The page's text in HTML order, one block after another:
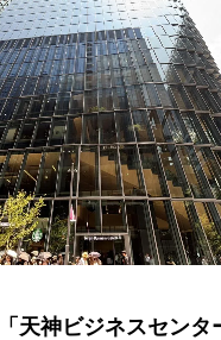
天神ビジネスセンタ